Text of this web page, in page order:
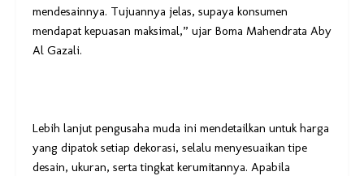
mendesainnya. Tujuannya jelas, supaya konsumen
mendapat kepuasan maksimal,” ujar Boma Mahendrata Aby
Al Gazali.
Lebih lanjut pengusaha muda ini mendetailkan untuk harga
yang dipatok setiap dekorasi, selalu menyesuaikan tipe
desain, ukuran, serta tingkat kerumitannya. Apabila